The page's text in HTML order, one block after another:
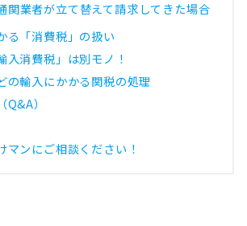
関業者が立て替えて請求してきた場合
る「消費税」の扱い
入消費税」は別モノ！
の輸入にかかる関税の処理
Q&A）
マンにご相談ください！